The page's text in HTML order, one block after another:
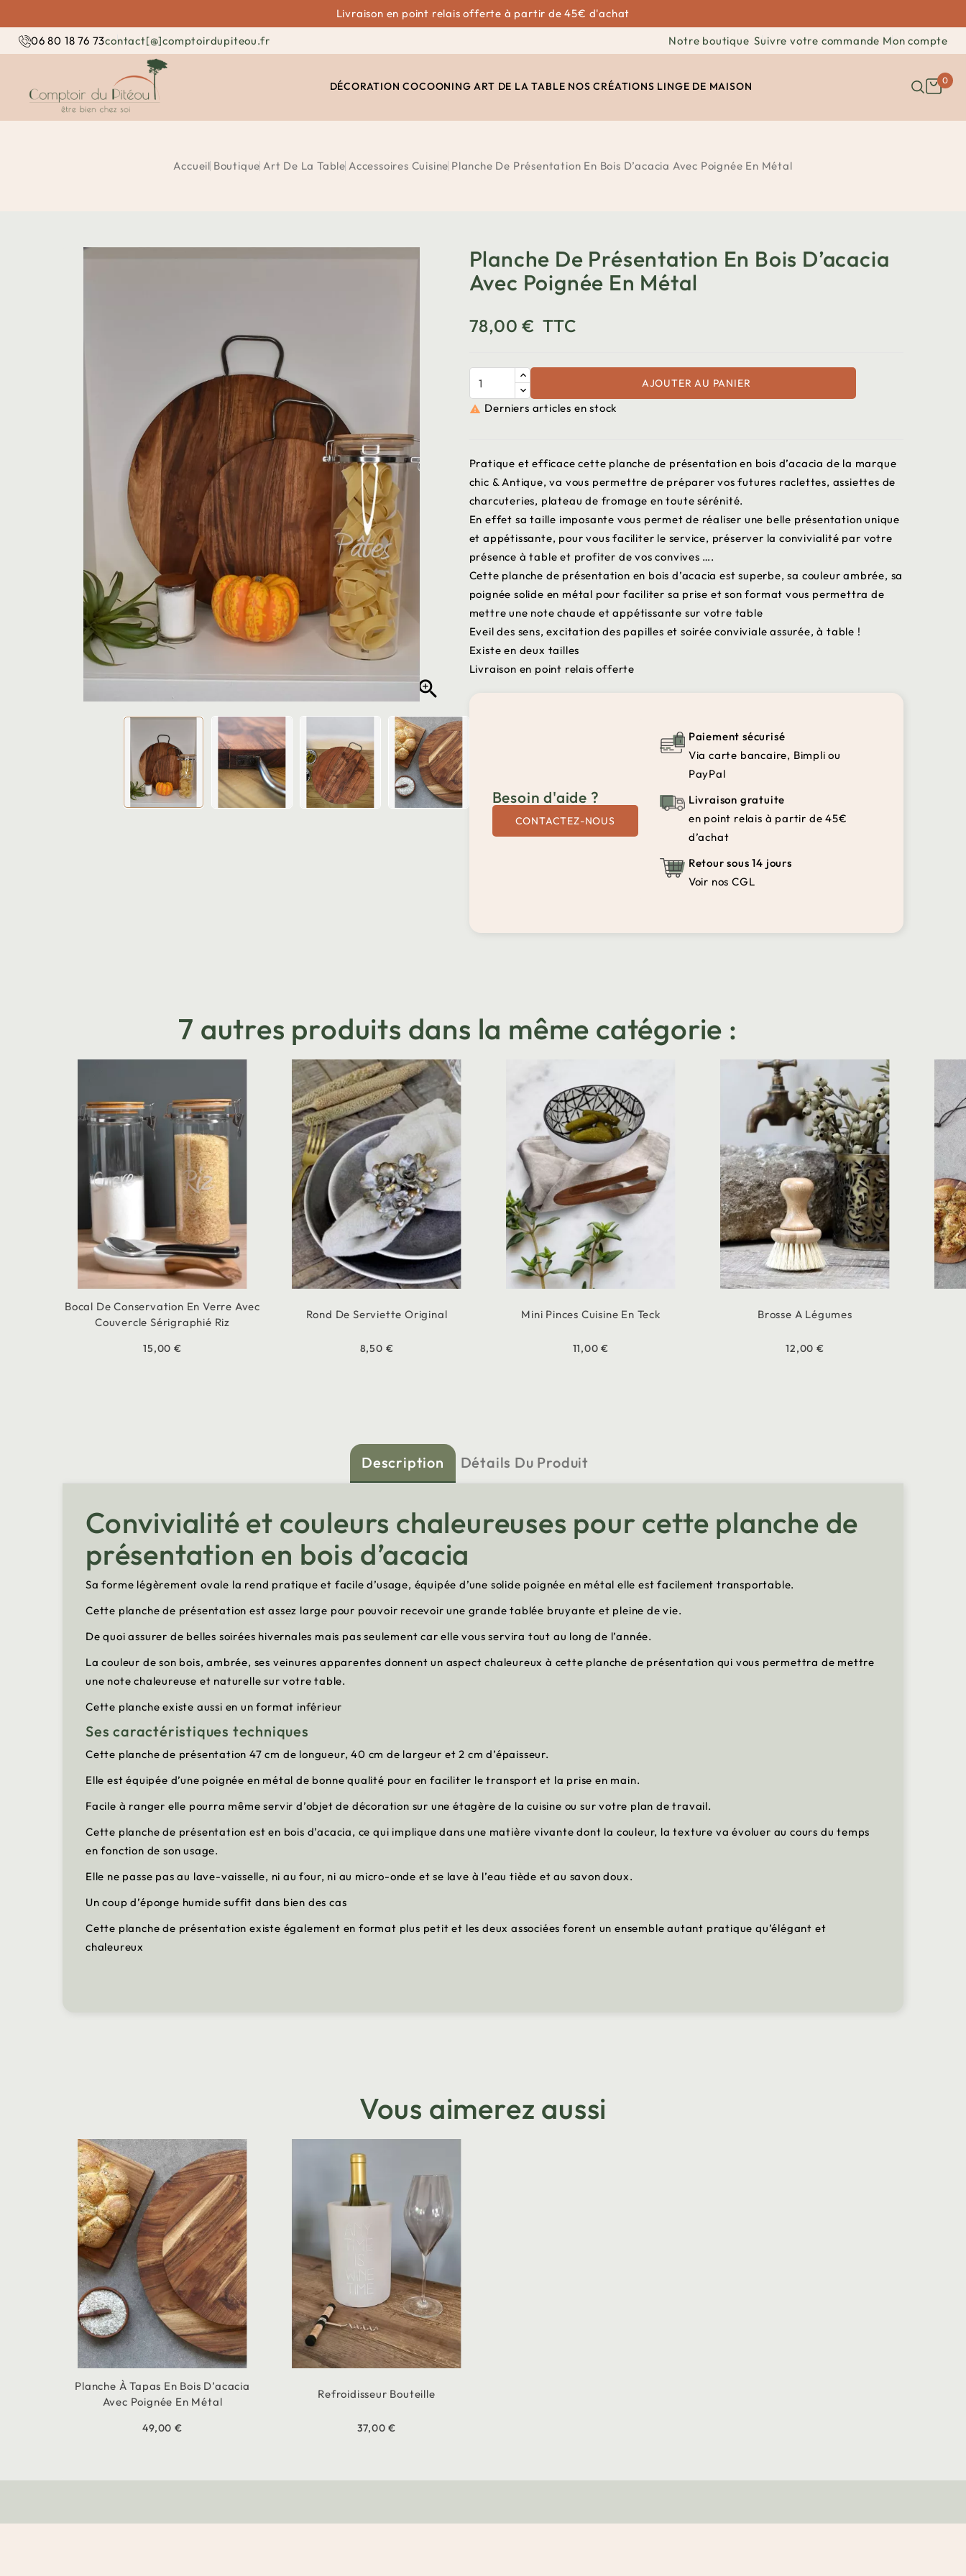
Livraison en point relais offerte à partir de 45€ d'achat
06 80 18 76 73contact[@]comptoirdupiteou.fr Notre boutique Suivre votre commande Mon compte
DÉCORATION COCOONING ART DE LA TABLE NOS CRÉATIONS LINGE DE MAISON 0
Accueil Boutique Art De La Table Accessoires Cuisine Planche De Présentation En Bois D’acacia Avec Poignée En Métal

Planche De Présentation En Bois D’acacia
Avec Poignée En Métal
78,00 € TTC
AJOUTER AU PANIER
 Derniers articles en stock
Pratique et efficace cette planche de présentation en bois d’acacia de la marque
chic & Antique, va vous permettre de préparer vos futures raclettes, assiettes de
charcuteries, plateau de fromage en toute sérénité.
En effet sa taille imposante vous permet de réaliser une belle présentation unique
et appétissante, pour vous faciliter le service, préserver la convivialité par votre
présence à table et profiter de vos convives ….
Cette planche de présentation en bois d’acacia est superbe, sa couleur ambrée, sa
poignée solide en métal pour faciliter sa prise et son format vous permettra de
mettre une note chaude et appétissante sur votre table
Eveil des sens, excitation des papilles et soirée conviviale assurée, à table !
Existe en deux tailles
Livraison en point relais offerte
Besoin d'aide ?
CONTACTEZ-NOUS
Paiement sécurisé
Via carte bancaire, Bimpli ou
PayPal
Livraison gratuite
en point relais à partir de 45€
d’achat
Retour sous 14 jours
Voir nos CGL
7 autres produits dans la même catégorie :
Bocal De Conservation En Verre Avec
Couvercle Sérigraphié Riz
15,00 €
Rond De Serviette Original
8,50 €
Mini Pinces Cuisine En Teck
11,00 €
Brosse A Légumes
12,00 €
Description Détails Du Produit
Convivialité et couleurs chaleureuses pour cette planche de
présentation en bois d’acacia
Sa forme légèrement ovale la rend pratique et facile d’usage, équipée d’une solide poignée en métal elle est facilement transportable.
Cette planche de présentation est assez large pour pouvoir recevoir une grande tablée bruyante et pleine de vie.
De quoi assurer de belles soirées hivernales mais pas seulement car elle vous servira tout au long de l’année.
La couleur de son bois, ambrée, ses veinures apparentes donnent un aspect chaleureux à cette planche de présentation qui vous permettra de mettre
une note chaleureuse et naturelle sur votre table.
Cette planche existe aussi en un format inférieur
Ses caractéristiques techniques
Cette planche de présentation 47 cm de longueur, 40 cm de largeur et 2 cm d’épaisseur.
Elle est équipée d’une poignée en métal de bonne qualité pour en faciliter le transport et la prise en main.
Facile à ranger elle pourra même servir d’objet de décoration sur une étagère de la cuisine ou sur votre plan de travail.
Cette planche de présentation est en bois d’acacia, ce qui implique dans une matière vivante dont la couleur, la texture va évoluer au cours du temps
en fonction de son usage.
Elle ne passe pas au lave-vaisselle, ni au four, ni au micro-onde et se lave à l’eau tiède et au savon doux.
Un coup d’éponge humide suffit dans bien des cas
Cette planche de présentation existe également en format plus petit et les deux associées forent un ensemble autant pratique qu’élégant et
chaleureux
Vous aimerez aussi
Planche À Tapas En Bois D’acacia
Avec Poignée En Métal
49,00 €
Refroidisseur Bouteille
37,00 €